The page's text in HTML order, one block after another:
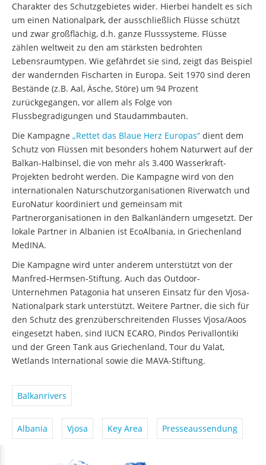
Charakter des Schutzgebietes wider. Hierbei handelt es sich
um einen Nationalpark, der ausschließlich Flüsse schützt
und zwar großflächig, d.h. ganze Flusssysteme. Flüsse
zählen weltweit zu den am stärksten bedrohten
Lebensraumtypen. Wie gefährdet sie sind, zeigt das Beispiel
der wandernden Fischarten in Europa. Seit 1970 sind deren
Bestände (z.B. Aal, Äsche, Störe) um 94 Prozent
zurückgegangen, vor allem als Folge von
Flussbegradigungen und Staudammbauten.
Die Kampagne „Rettet das Blaue Herz Europas“ dient dem
Schutz von Flüssen mit besonders hohem Naturwert auf der
Balkan-Halbinsel, die von mehr als 3.400 Wasserkraft-
Projekten bedroht werden. Die Kampagne wird von den
internationalen Naturschutzorganisationen Riverwatch und
EuroNatur koordiniert und gemeinsam mit
Partnerorganisationen in den Balkanländern umgesetzt. Der
lokale Partner in Albanien ist EcoAlbania, in Griechenland
MedINA.
Die Kampagne wird unter anderem unterstützt von der
Manfred-Hermsen-Stiftung. Auch das Outdoor-
Unternehmen Patagonia hat unseren Einsatz für den Vjosa-
Nationalpark stark unterstützt. Weitere Partner, die sich für
den Schutz des grenzüberschreitenden Flusses Vjosa/Aoos
eingesetzt haben, sind IUCN ECARO, Pindos Perivallontiki
und der Green Tank aus Griechenland, Tour du Valat,
Wetlands International sowie die MAVA-Stiftung.
Balkanrivers
Albania Vjosa Key Area Presseaussendung